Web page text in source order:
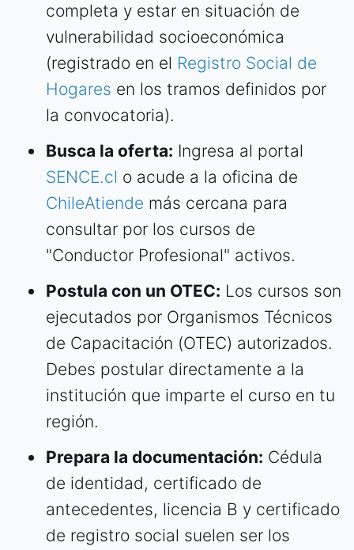
completa y estar en situación de
vulnerabilidad socioeconómica
(registrado en el Registro Social de
Hogares en los tramos definidos por
la convocatoria).
Busca la oferta: Ingresa al portal
SENCE.cl o acude a la oficina de
ChileAtiende más cercana para
consultar por los cursos de
"Conductor Profesional" activos.
Postula con un OTEC: Los cursos son
ejecutados por Organismos Técnicos
de Capacitación (OTEC) autorizados.
Debes postular directamente a la
institución que imparte el curso en tu
región.
Prepara la documentación: Cédula
de identidad, certificado de
antecedentes, licencia B y certificado
de registro social suelen ser los